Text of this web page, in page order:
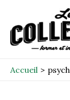
contenu
Accueil